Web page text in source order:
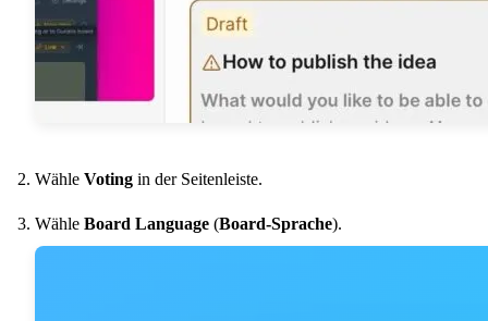
Wähle Voting in der Seitenleiste.
Wähle Board Language (Board-Sprache).